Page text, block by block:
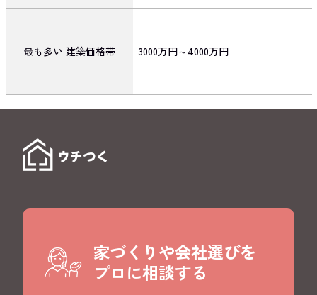
最も多い 建築価格帯 3000万円～4000万円
家づくりや会社選びを
プロに相談する